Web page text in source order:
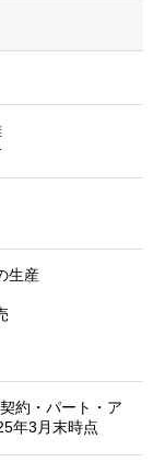
生産
約・パート・ア
年3月末時点